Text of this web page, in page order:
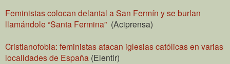
Feministas colocan delantal a San Fermín y se burlan
llamándole “Santa Fermina” (Aciprensa)
Cristianofobia: feministas atacan iglesias católicas en varias
localidades de España (Elentir)